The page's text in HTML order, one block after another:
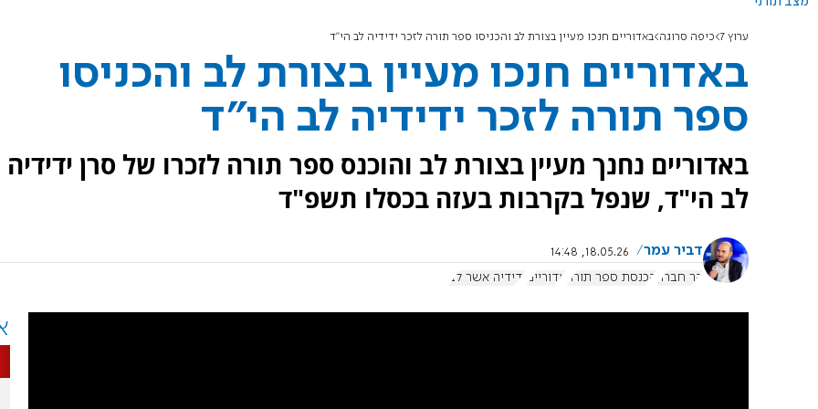
ערוץ 7 כיפה סרוגה באדוריים חנכו מעיין בצורת לב והכניסו ספר תורה לזכר ידידיה לב הי"ד
באדוריים חנכו מעיין בצורת לב והכניסו
ספר תורה לזכר ידידיה לב הי"ד
באדוריים נחנך מעיין בצורת לב והוכנס ספר תורה לזכרו של סרן ידידיה
לב הי"ד, שנפל בקרבות בעזה בכסלו תשפ"ד
דביר עמר
18.05.26, 14:48
הר חברון
הכנסת ספר תורה אדוריים ידידיה אשר לב